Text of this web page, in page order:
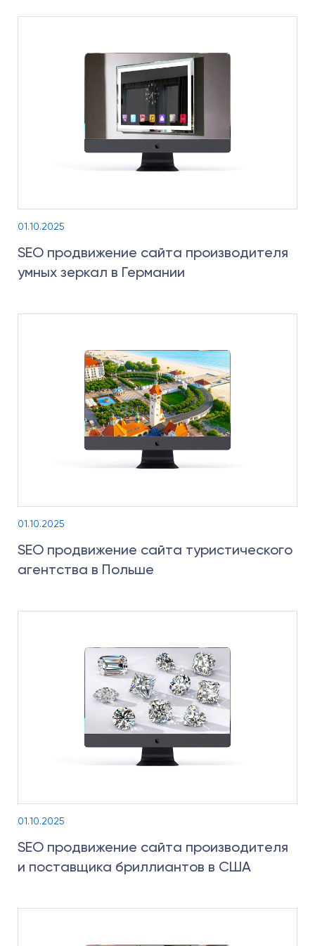
01.10.2025
SEO продвижение сайта производителя
умных зеркал в Германии
01.10.2025
SEO продвижение сайта туристического
агентства в Польше
01.10.2025
SEO продвижение сайта производителя
и поставщика бриллиантов в США